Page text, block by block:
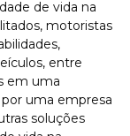
de vida na
motoristas
entre
em uma
uma empresa
soluções